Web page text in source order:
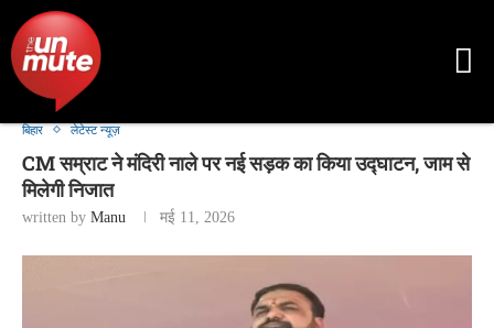
बिहार लेटेस्ट न्यूज़
CM सम्राट ने मंदिरी नाले पर नई सड़क का किया उद्घाटन, जाम से
मिलेगी निजात
written by Manu मई 11, 2026